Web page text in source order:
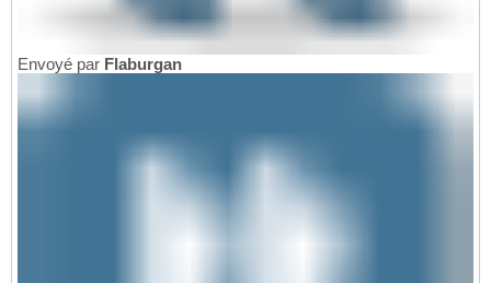
Envoyé par Flaburgan